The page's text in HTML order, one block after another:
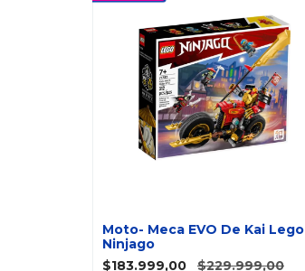
Moto- Meca EVO De Kai Lego
Ninjago
$183.999,00
$229.999,00